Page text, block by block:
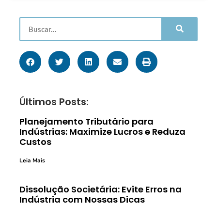
Últimos Posts:
Planejamento Tributário para
Indústrias: Maximize Lucros e Reduza
Custos
Leia Mais
Dissolução Societária: Evite Erros na
Indústria com Nossas Dicas